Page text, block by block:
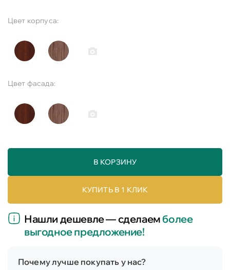
Цвет корпуса:
Цвет фасада:
В КОРЗИНУ
КУПИТЬ В 1 КЛИК
Нашли дешевле — сделаемболее
выгодное предложение!
Почему лучше покупать у нас?